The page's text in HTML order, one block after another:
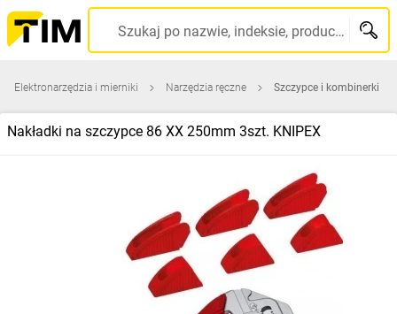
Szukaj po nazwie, indeksie, producencie, kodzie kreskowym...
Elektronarzędzia i mierniki Narzędzia ręczne Szczypce i kombinerki
Nakładki na szczypce 86 XX 250mm 3szt. KNIPEX